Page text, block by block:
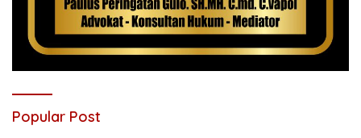
Popular Post